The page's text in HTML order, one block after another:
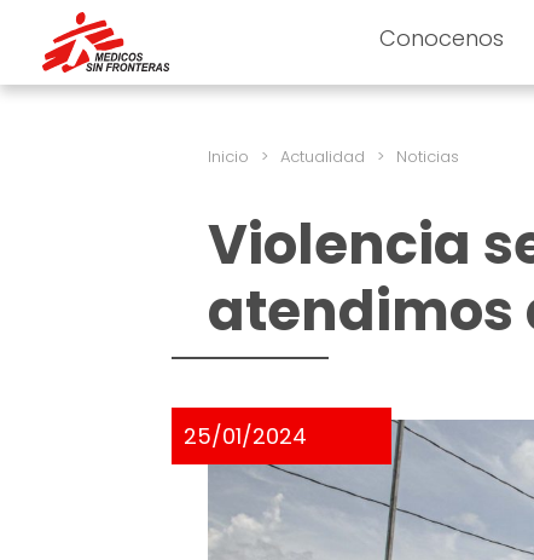
Conocenos
Inicio > Actualidad > Noticias
Violencia
atendimos
25/01/2024